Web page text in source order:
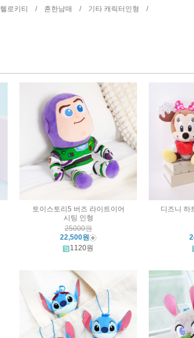
헬로키티 / 흔한남매 / 기타 캐릭터인형 /
토이스토리5 버즈 라이트이어
시팅 인형
25000원
22,500원
1120원
디즈니 하